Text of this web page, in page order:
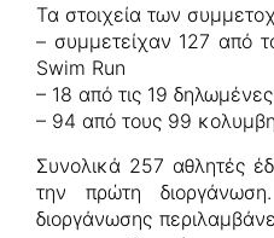
Τα στοιχεία των
– συμμετείχαν 127 από
Swim Run
– 18 από τις 19
– 94 από τους 99
Συνολικά 257 αθλητές
την πρώτη
διοργάνωσης